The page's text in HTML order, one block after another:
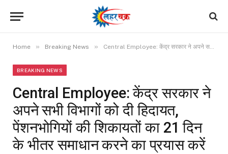
Home » Breaking News » Central Employee: केंद्र सरकार ने अपने सभी विभागों को दी हिदायत, पेंशनभोगियों की शिकायतों का 21 दिन के भीतर समाधान करने का प्रयास करें
BREAKING NEWS
Central Employee: केंद्र सरकार ने
अपने सभी विभागों को दी हिदायत,
पेंशनभोगियों की शिकायतों का 21 दिन
के भीतर समाधान करने का प्रयास करें